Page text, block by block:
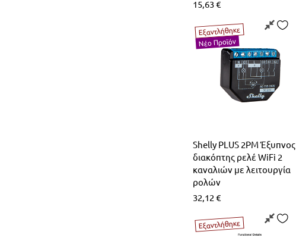
15,63€
Εξαντλήθηκε
Νέο Προϊόν
Shelly PLUS 2PM Έξυπνος
διακόπτης ρελέ WiFi 2
καναλιών με λειτουργία
ρολών
32,12 €
Εξαντλήθηκε